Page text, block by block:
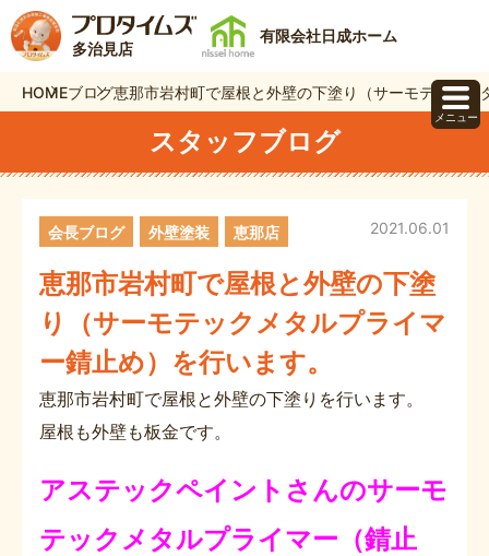
多治見店
有限会社日成ホーム
HOMEブログ恵那市岩村町で屋根と外壁の下塗り（サーモテック
スタッフブログ
恵那市岩村町で屋根と外壁の下塗
り（サーモテックメタルプライマ
ー錆止め）を行います。
2021.06.01
会長ブログ 外壁塗装 恵那店
恵那市岩村町で屋根と外壁の下塗りを行います。
屋根も外壁も板金です。
アステックペイントさんのサーモ
テックメタルプライマー（錆止
メニュー